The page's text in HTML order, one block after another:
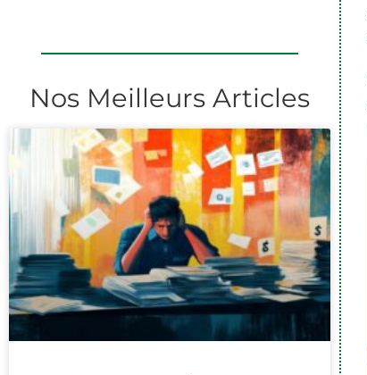
Nos Meilleurs Articles